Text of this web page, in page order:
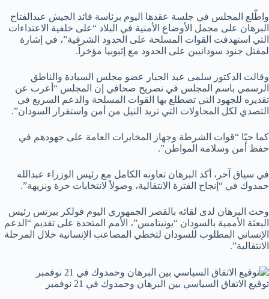
واطّلع المجلس في جلسة عقدها اليوم برئاسة قائد الجيش عبدالفتاح
البرهان على مجمل الأوضاع الأمنية في البلاد “على خلفية الاعتداءات
التي استهدفت القوات المسلحة على الحدود الشرقية”، في إشارة
لمقتل جنود سودانيين على الحدود مع إثيوبيا مؤخراً.
وقالت الدكتور سلمى عبد الجبار عضو مجلس السيادة والناطق
الرسمي باسم المجلس في تصريح صحافي إن المجلس “أعرب عن
تقديره للجهود التي تضطلع بها القوات المسلحة والدعم السريع في
التصدي لكل المحاولات التي تريد النيل من أمن واستقرار السودان”.
كما حيّا “قوات الشرطة وجهاز المخابرات العامة على جهودهم في
حفظ أمن وسلامة المواطن”.
في سياق آخر، أكد البرهان تعاونه الكامل مع رئيس الوزراء عبدالله
حمدوك في “إنجاح الفترة الانتقالية، وصولاً لانتخابات حرة ونزيهة”.
وحث البرهان لدى لقائه بالقصر الجمهوري اليوم فولكر بيرتس رئيس
البعثة الأممية بالسودان “يونيتامس”، الأمم المتحدة على تقديم “الدعم
الإنساني المطلوب للسودان لتخطي المصاعب الإنسانية خلال المرحلة
الانتقالية”.
توقيع الاتفاق السياسي بين البرهان وحمدوك في 21 نوفمبر